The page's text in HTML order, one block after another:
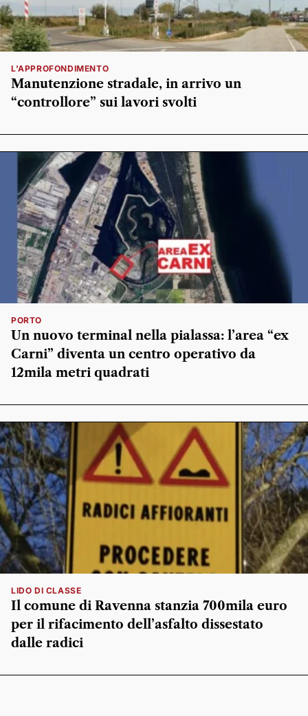
L'APPROFONDIMENTO
Manutenzione stradale, in arrivo un
“controllore” sui lavori svolti
PORTO
Un nuovo terminal nella pialassa: l’area “ex
Carni” diventa un centro operativo da
12mila metri quadrati
LIDO DI CLASSE
Il comune di Ravenna stanzia 700mila euro
per il rifacimento dell’asfalto dissestato
dalle radici